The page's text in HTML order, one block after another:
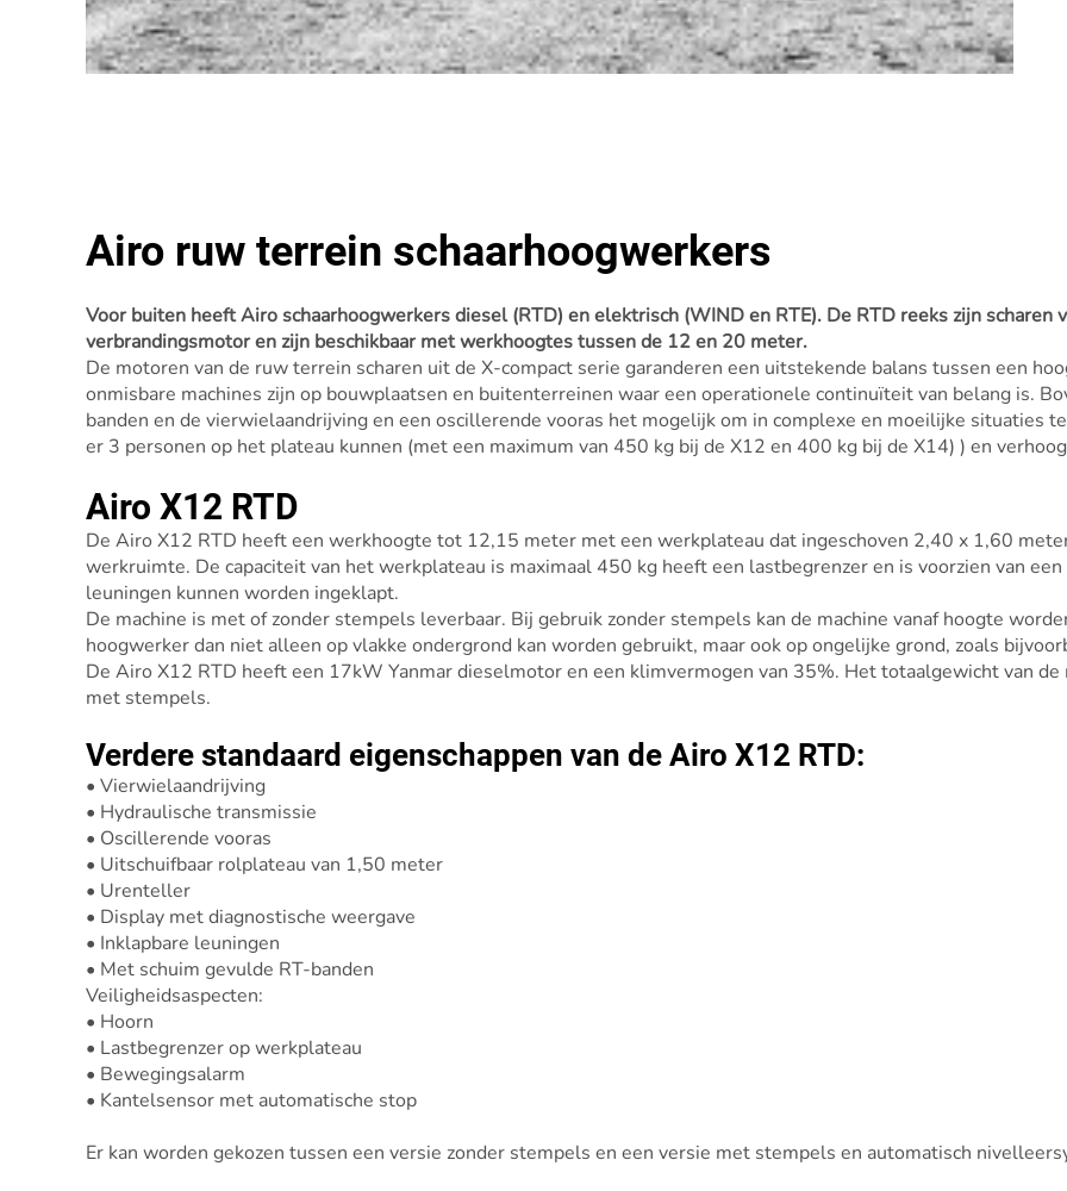
Airo ruw terrein schaarhoogwerkers
Voor buiten heeft Airo schaarhoogwerkers diesel (RTD) en elektrisch (WIND en RTE). De RTD reeks zijn
verbrandingsmotor en zijn beschikbaar met werkhoogtes tussen de 12 en 20 meter.
De motoren van de ruw terrein scharen uit de X-compact serie garanderen een uitstekende balans tussen een
onmisbare machines zijn op bouwplaatsen en buitenterreinen waar een operationele continuïteit van belang is.
banden en de vierwielaandrijving en een oscillerende vooras het mogelijk om in complexe en moeilijke situaties
er 3 personen op het plateau kunnen (met een maximum van 450 kg bij de X12 en 400 kg bij de X14) ) en
Airo X12 RTD
De Airo X12 RTD heeft een werkhoogte tot 12,15 meter met een werkplateau dat ingeschoven 2,40 x 1,60
werkruimte. De capaciteit van het werkplateau is maximaal 450 kg heeft een lastbegrenzer en is voorzien van
leuningen kunnen worden ingeklapt.
De machine is met of zonder stempels leverbaar. Bij gebruik zonder stempels kan de machine vanaf hoogte
hoogwerker dan niet alleen op vlakke ondergrond kan worden gebruikt, maar ook op ongelijke grond, zoals
De Airo X12 RTD heeft een 17kW Yanmar dieselmotor en een klimvermogen van 35%. Het totaalgewicht van
met stempels.
Verdere standaard eigenschappen van de Airo X12 RTD:
• Vierwielaandrijving
• Hydraulische transmissie
• Oscillerende vooras
• Uitschuifbaar rolplateau van 1,50 meter
• Urenteller
• Display met diagnostische weergave
• Inklapbare leuningen
• Met schuim gevulde RT-banden
Veiligheidsaspecten:
• Hoorn
• Lastbegrenzer op werkplateau
• Bewegingsalarm
• Kantelsensor met automatische stop
Er kan worden gekozen tussen een versie zonder stempels en een versie met stempels en automatisch